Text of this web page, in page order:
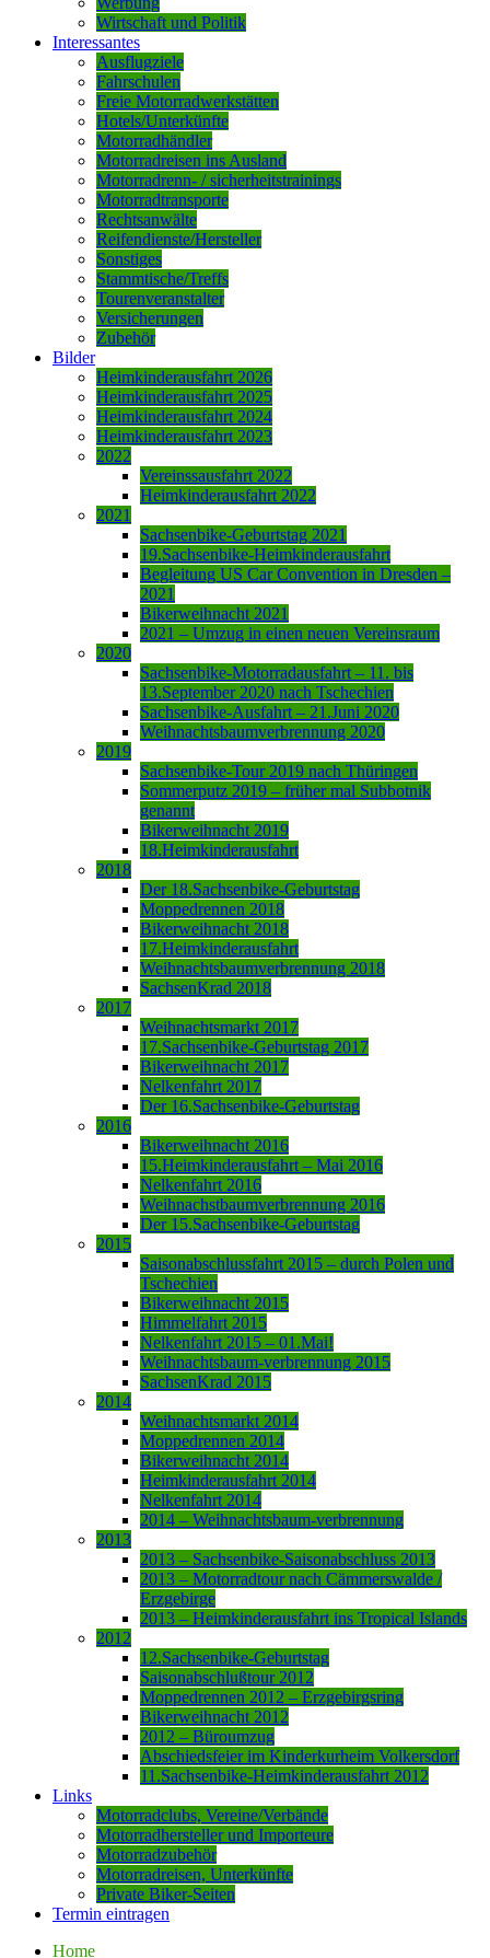
Wirtschaft und Politik
Interessantes
Ausflugziele
Fahrschulen
Freie Motorradwerkstätten
Hotels/Unterkünfte
Motorradhändler
Motorradreisen ins Ausland
Motorradrenn- / sicherheitstrainings
Motorradtransporte
Rechtsanwälte
Reifendienste/Hersteller
Sonstiges
Stammtische/Treffs
Tourenveranstalter
Versicherungen
Zubehör
Bilder
Heimkinderausfahrt 2026
Heimkinderausfahrt 2025
Heimkinderausfahrt 2024
Heimkinderausfahrt 2023
2022
Vereinssausfahrt 2022
Heimkinderausfahrt 2022
2021
Sachsenbike-Geburtstag 2021
19.Sachsenbike-Heimkinderausfahrt
Begleitung US Car Convention in Dresden –
2021
Bikerweihnacht 2021
2021 – Umzug in einen neuen Vereinsraum
2020
Sachsenbike-Motorradausfahrt – 11. bis
13.September 2020 nach Tschechien
Sachsenbike-Ausfahrt – 21.Juni 2020
Weihnachtsbaumverbrennung 2020
2019
Sachsenbike-Tour 2019 nach Thüringen
Sommerputz 2019 – früher mal Subbotnik
genannt
Bikerweihnacht 2019
18.Heimkinderausfahrt
2018
Der 18.Sachsenbike-Geburtstag
Moppedrennen 2018
Bikerweihnacht 2018
17.Heimkinderausfahrt
Weihnachtsbaumverbrennung 2018
SachsenKrad 2018
2017
Weihnachtsmarkt 2017
17.Sachsenbike-Geburtstag 2017
Bikerweihnacht 2017
Nelkenfahrt 2017
Der 16.Sachsenbike-Geburtstag
2016
Bikerweihnacht 2016
15.Heimkinderausfahrt – Mai 2016
Nelkenfahrt 2016
Weihnachstbaumverbrennung 2016
Der 15.Sachsenbike-Geburtstag
2015
Saisonabschlussfahrt 2015 – durch Polen und
Tschechien
Bikerweihnacht 2015
Himmelfahrt 2015
Nelkenfahrt 2015 – 01.Mai!
Weihnachtsbaum-verbrennung 2015
SachsenKrad 2015
2014
Weihnachtsmarkt 2014
Moppedrennen 2014
Bikerweihnacht 2014
Heimkinderausfahrt 2014
Nelkenfahrt 2014
2014 – Weihnachtsbaum-verbrennung
2013
2013 – Sachsenbike-Saisonabschluss 2013
2013 – Motorradtour nach Cämmerswalde /
Erzgebirge
2013 – Heimkinderausfahrt ins Tropical Islands
2012
12.Sachsenbike-Geburtstag
Saisonabschlußtour 2012
Moppedrennen 2012 – Erzgebirgsring
Bikerweihnacht 2012
2012 – Büroumzug
Abschiedsfeier im Kinderkurheim Volkersdorf
11.Sachsenbike-Heimkinderausfahrt 2012
Links
Motorradclubs, Vereine/Verbände
Motorradhersteller und Importeure
Motorradzubehör
Motorradreisen, Unterkünfte
Private Biker-Seiten
Termin eintragen
Home